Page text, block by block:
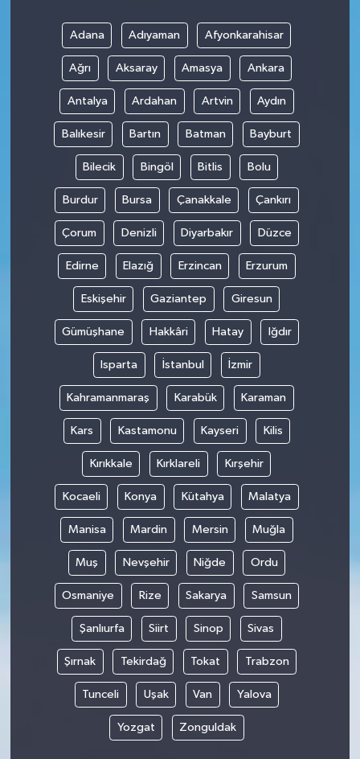
Adana Adıyaman Afyonkarahisar
Ağrı Aksaray Amasya Ankara
Antalya Ardahan Artvin Aydın
Balıkesir Bartın Batman Bayburt
Bilecik Bingöl Bitlis Bolu
Burdur Bursa Çanakkale Çankırı
Çorum Denizli Diyarbakır Düzce
Edirne Elazığ Erzincan Erzurum
Eskişehir Gaziantep Giresun
Gümüşhane Hakkâri Hatay Iğdır
Isparta İstanbul İzmir
Kahramanmaraş Karabük Karaman
Kars Kastamonu Kayseri Kilis
Kırıkkale Kırklareli Kırşehir
Kocaeli Konya Kütahya Malatya
Manisa Mardin Mersin Muğla
Muş Nevşehir Niğde Ordu
Osmaniye Rize Sakarya Samsun
Şanlıurfa Siirt Sinop Sivas
Şırnak Tekirdağ Tokat Trabzon
Tunceli Uşak Van Yalova
Yozgat Zonguldak